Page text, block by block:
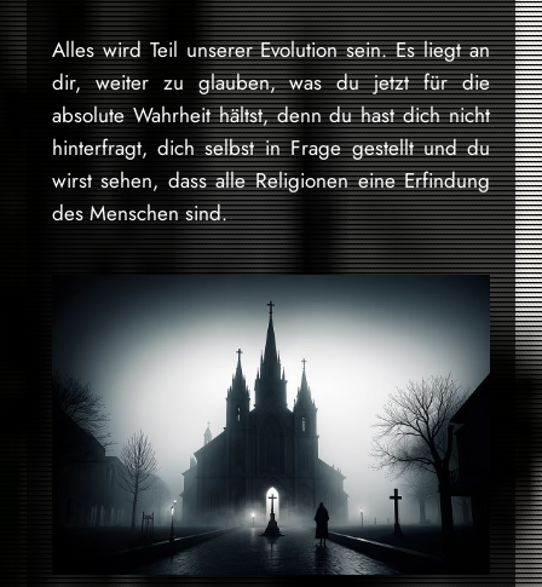
Alles wird Teil unserer Evolution sein. Es liegt an
dir, weiter zu glauben, was du jetzt für die
absolute Wahrheit hältst, denn du hast dich nicht
hinterfragt, dich selbst in Frage gestellt und du
wirst sehen, dass alle Religionen eine Erfindung
des Menschen sind.